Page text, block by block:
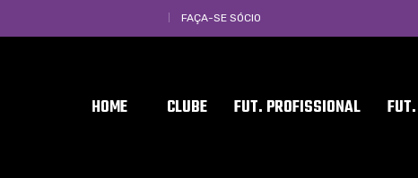
FAÇA-SE SÓCIO
HOME CLUBE FUT. PROFISSIONAL